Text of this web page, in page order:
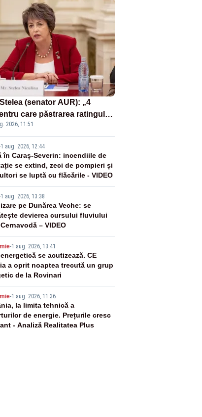
(senator AUR): „4
care păstrarea ratingului
este o reușită pentru
Bolojan”
2026, 11:51
1 aug. 2026, 12:44
în Caraș-Severin: incendiile de
se extind, zeci de pompieri și
se luptă cu flăcările - VIDEO
1 aug. 2026, 13:38
pe Dunărea Veche: se
devierea cursului fluviului
– VIDEO
-1 aug. 2026, 13:41
se acutizează. CE
a oprit noaptea trecută un grup
de la Rovinari
-1 aug. 2026, 11:36
la limita tehnică a
de energie. Prețurile cresc
- Analiză Realitatea Plus